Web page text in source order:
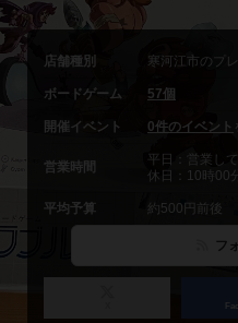
店舗種別 寒河江市のプ
ボードゲーム 57個
開催イベント 0件のイベント
営業時間
平日：営業し
休日：10時00
平均予算 約500円前後
フ